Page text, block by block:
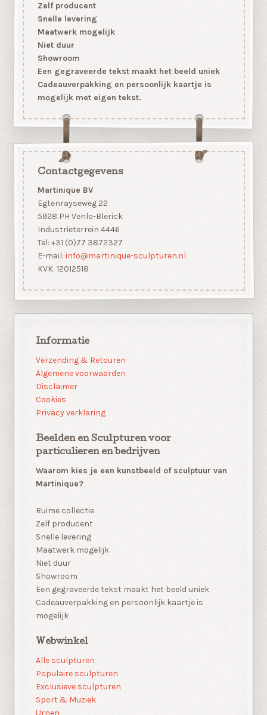
Zelf producent
Snelle levering
Maatwerk mogelijk
Niet duur
Showroom
Een gegraveerde tekst maakt het beeld uniek
Cadeauverpakking en persoonlijk kaartje is
mogelijk met eigen tekst.
Contactgegevens
Martinique BV
Egtenrayseweg 22
5928 PH Venlo-Blerick
Industrieterrein 4446
Tel: +31 (0)77 3872327
E-mail: info@martinique-sculpturen.nl
KVK: 12012518
Informatie
Verzending & Retouren
Algemene voorwaarden
Disclaimer
Cookies
Privacy verklaring
Beelden en Sculpturen voor
particulieren en bedrijven
Waarom kies je een kunstbeeld of sculptuur van
Martinique?
Ruime collectie
Zelf producent
Snelle levering
Maatwerk mogelijk
Niet duur
Showroom
Een gegraveerde tekst maakt het beeld uniek
Cadeauverpakking en persoonlijk kaartje is
mogelijk
Webwinkel
Alle sculpturen
Populaire sculpturen
Exclusieve sculpturen
Sport & Muziek
Urnen